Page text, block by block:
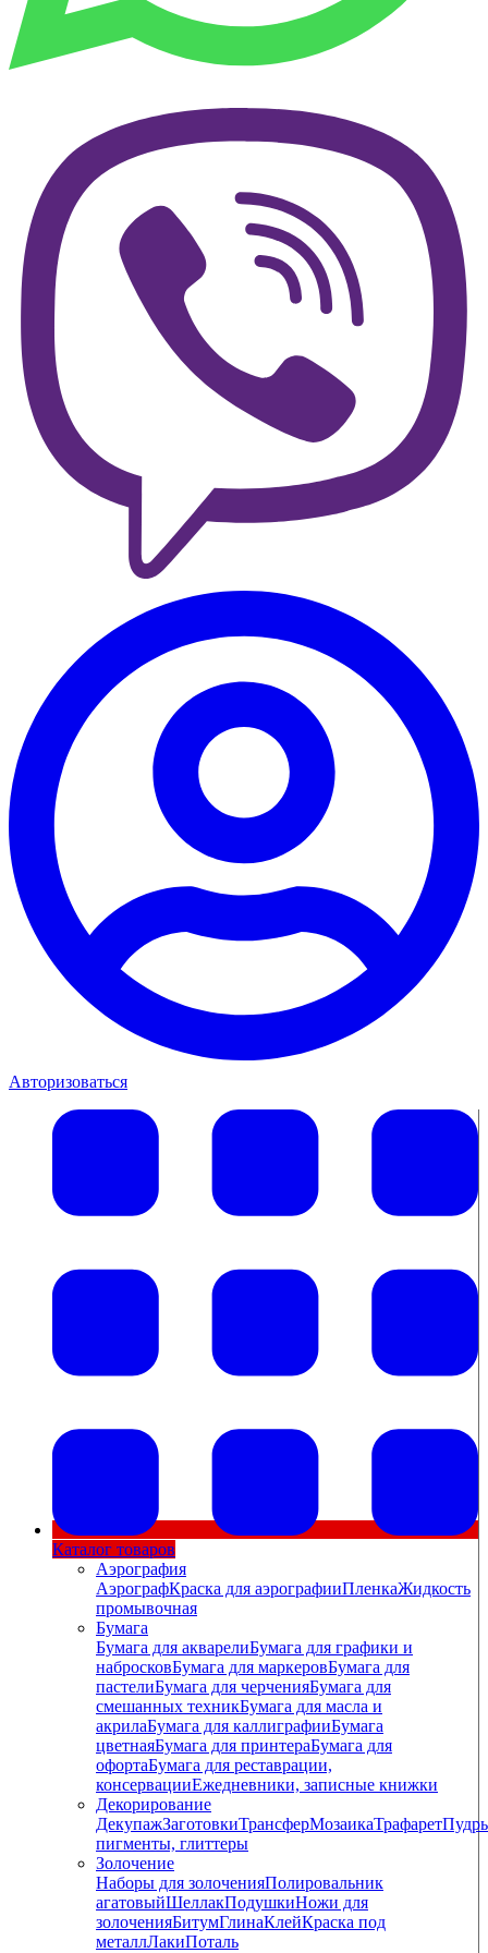
Авторизоваться
Каталог товаров
Аэрография
АэрографКраска для аэрографииПленкаЖидкость
промывочная
Бумага
Бумага для акварелиБумага для графики и
набросковБумага для маркеровБумага для
пастелиБумага для черченияБумага для
смешанных техникБумага для масла и
акрилаБумага для каллиграфииБумага
цветнаяБумага для принтераБумага для
офортаБумага для реставрации,
консервацииЕжедневники, записные книжки
Декорирование
ДекупажЗаготовкиТрансферМозаикаТрафарет
пигменты, глиттеры
Золочение
Наборы для золоченияПолировальник
агатовыйШеллакПодушкиНожи для
золоченияБитумГлинаКлейКраска под
металлЛакиПоталь